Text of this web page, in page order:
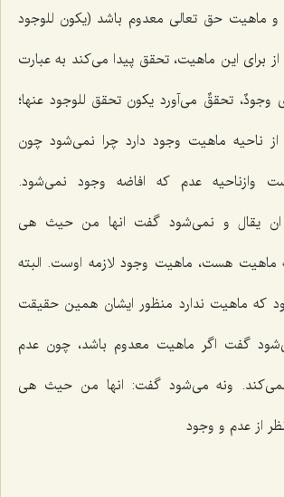
و ماهیت حق تعالى معدوم باشد (یکون للوجود
براى این ماهیت، تحقق پیدا مى‌كند به عبارت
وجودٌ، تحققٌ مى‌آورد یكون تحقق للوجود عنها؛
ناحیه ماهیت وجود دارد چرا نمى‌شود چون
وازناحیه عدم كه افاضه وجود نمى‌شود.
یقال و نمى‌شود گفت انها من حیث هى
ماهیت هست، ماهیت وجود لازمه اوست. البته
كه ماهیت ندارد منظور ایشان همین حقیقت
گفت اگر ماهیت معدوم باشد، چون عدم
ونه مى‌شود گفت: انها من حیث هى
از عدم و وجود